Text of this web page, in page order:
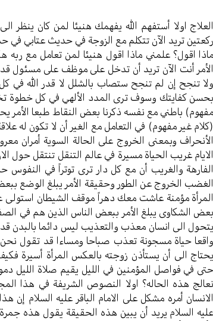
العلاج اولا أستفهم الله يفهمك هنيئا لمن كان ينظر
ركعتين تريد الآن تتكلم مع الزوجة في حديث
ماذا اقول؟ علمني ماذا اقول هنيئا لمن تعامل مع
الأمر أنت الآن تريد أن تدخل على موظف على مسئول
ولا تنجح إن لم تنجح ستصاب بالشلل لا قدر الله في
بحسن كفايتك وسوف ترى المدد الألهي في كل خطوة
مفهوم) باطني مع نفسه ذكرنا بعض النقاط طبعا الأمر
(كلام غير مفهوم) في التعامل مع الغير أن لا تكون له
الأنحراف وبمعنى الخروج على الحالة السوية أمران
الايام غريب الحياة مسيرة في عالم التنقل تنتقل حول
الفارهة والغريب أن مع كل دار ترى توتراً في
الغضب الخروج عن الطور وحقيقة الأمر يبلغ الوضع
المرأة مؤمنة عاشت معك دهراً موقف الشيطان استولى
بعض الشكاوى يبلغ الأمر ببعض الناس الذين هم في
يتحول الى انسان معذب والتعذيب ليس دائما بالبدن
واقعا حياة مسجونة تعذب صباحا ومساءا قد تقول
يحتاج الى أن يستأذن زوجته بالعكس المرأة أسيرة
حتى في فواصل المؤمنين في الليل يقيم صلاة الليل
نعالج هذه الحاله؟ اولا النصوص الشريفة في هذا
الانسان أمره مشكل على الامام الباقر عليه السلام
عليه السلام يريد أن يبين هذه الحقيقة يقول هذه